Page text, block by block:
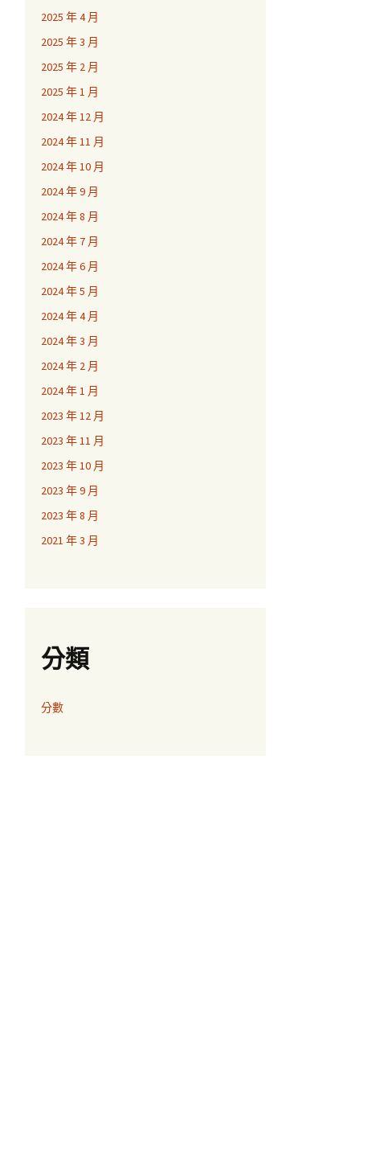
2025 年 4 月
2025 年 3 月
2025 年 2 月
2025 年 1 月
2024 年 12 月
2024 年 11 月
2024 年 10 月
2024 年 9 月
2024 年 8 月
2024 年 7 月
2024 年 6 月
2024 年 5 月
2024 年 4 月
2024 年 3 月
2024 年 2 月
2024 年 1 月
2023 年 12 月
2023 年 11 月
2023 年 10 月
2023 年 9 月
2023 年 8 月
2021 年 3 月
分類
分數